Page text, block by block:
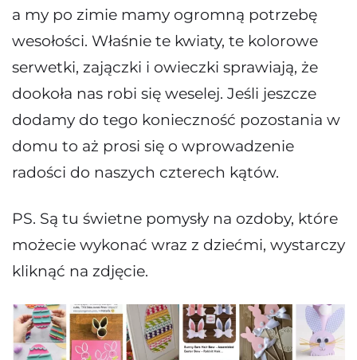
a my po zimie mamy ogromną potrzebę
wesołości. Właśnie te kwiaty, te kolorowe
serwetki, zajączki i owieczki sprawiają, że
dookoła nas robi się weselej. Jeśli jeszcze
dodamy do tego konieczność pozostania w
domu to aż prosi się o wprowadzenie
radości do naszych czterech kątów.
PS. Są tu świetne pomysły na ozdoby, które
możecie wykonać wraz z dziećmi, wystarczy
kliknąć na zdjęcie.